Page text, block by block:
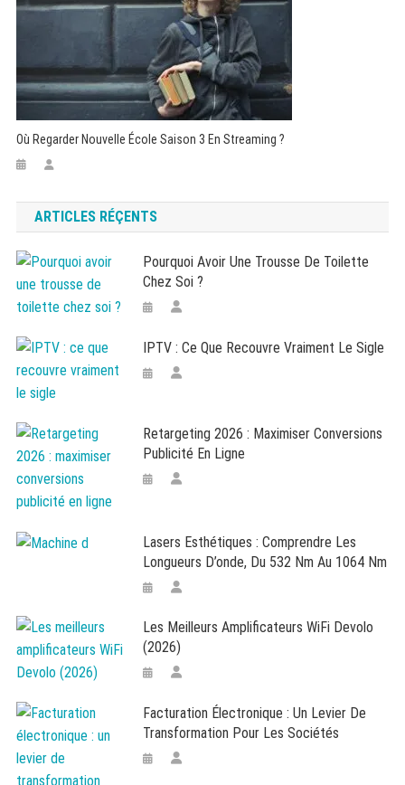
Où Regarder Nouvelle École Saison 3 En Streaming ?
ARTICLES RÉÇENTS
Pourquoi Avoir Une Trousse De Toilette
Chez Soi ?
IPTV : Ce Que Recouvre Vraiment Le Sigle
Retargeting 2026 : Maximiser Conversions
Publicité En Ligne
Lasers Esthétiques : Comprendre Les
Longueurs D’onde, Du 532 Nm Au 1064 Nm
Les Meilleurs Amplificateurs WiFi Devolo
(2026)
Facturation Électronique : Un Levier De
Transformation Pour Les Sociétés